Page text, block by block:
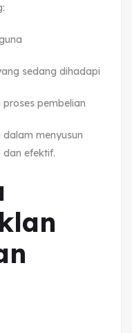
sedang dihadapi
pembelian
menyusun
dan efektif.